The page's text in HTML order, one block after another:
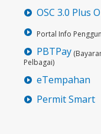
OSC 3.0 Plus
Portal Info
PBTPay
Pelbagai)
eTempahan
Permit Smart